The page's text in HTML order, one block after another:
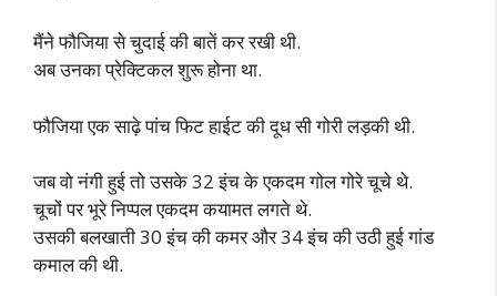
मैंने फौजिया से चुदाई की बातें कर रखी थी.
अब उनका प्रेक्टिकल शुरू होना था.
फौजिया एक साढ़े पांच फिट हाईट की दूध सी गोरी लड़की थी.
जब वो नंगी हुई तो उसके 32 इंच के एकदम गोल गोरे चूचे थे.
चूचों पर भूरे निप्पल एकदम कयामत लगते थे.
उसकी बलखाती 30 इंच की कमर और 34 इंच की उठी हुई गांड
कमाल की थी.